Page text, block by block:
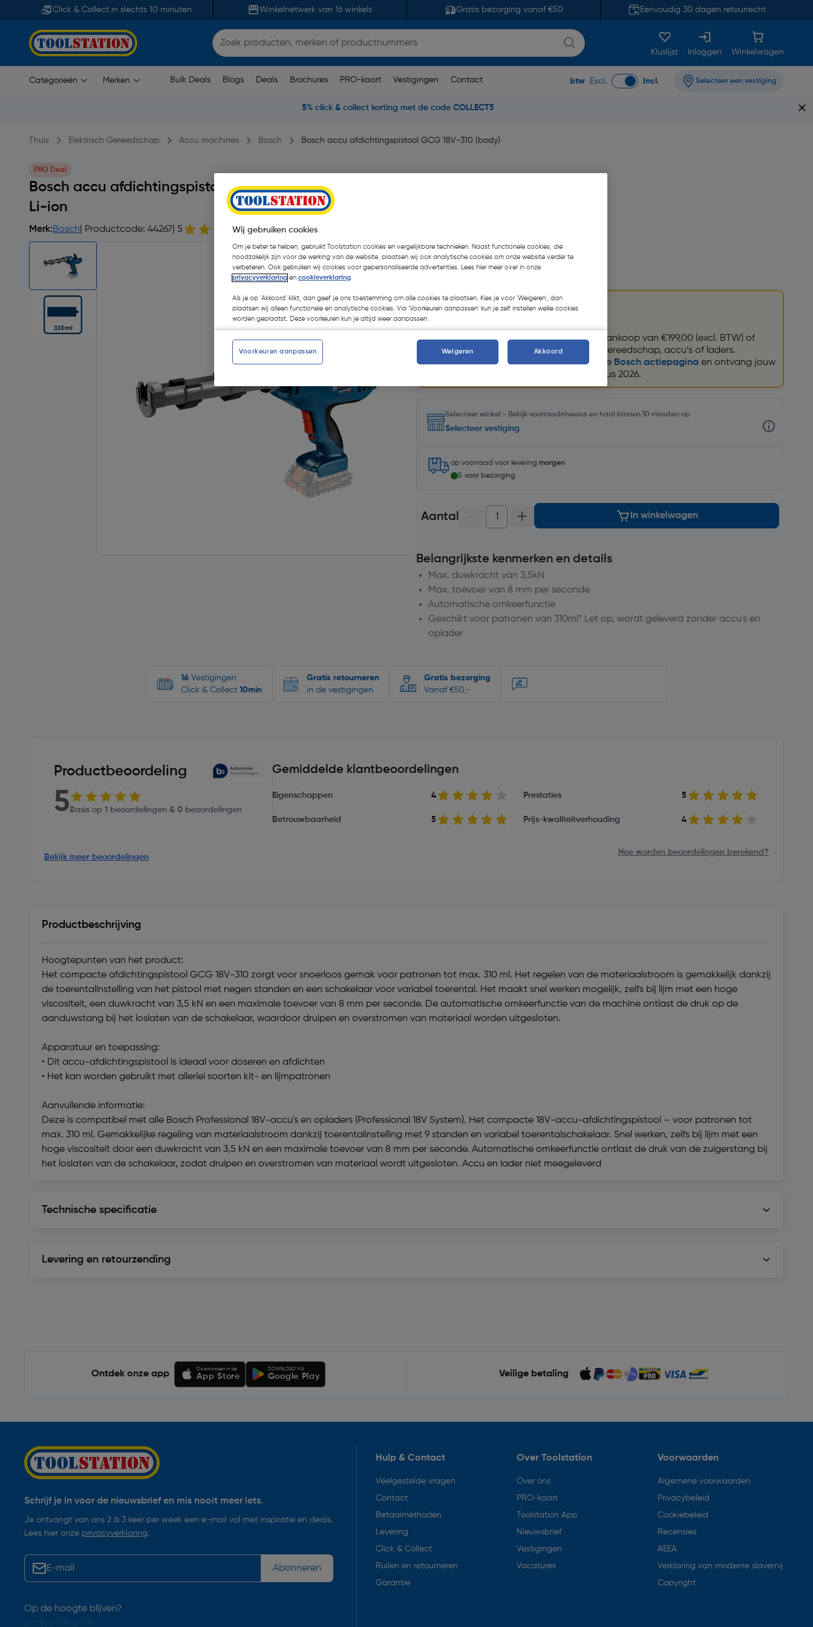
Click & Collect in slechts 10 minuten Winkelnetwerk van 16 winkels Gratis bezorging vanaf €50 Eenvoudig 30 dagen retourrecht
Kluslijst Inloggen Winkelwagen
Categorieën Merken Bulk Deals Blogs Deals Brochures PRO-kaart Vestigingen Contact btw Excl. Incl. Selecteer een vestiging
5% click & collect korting met de code COLLECT5
Thuis Elektrisch Gereedschap Accu machines Bosch Bosch accu afdichtingspistool GCG 18V-310 (body)
PRO Deal
Bosch accu afdichtingspistool GCG 18V-310 (body) 18V
Li-ion
Merk:Bosch | Productcode: 44267 | 5 1 beoordelingen
€ 304,98| Excl. btw € 252,05
Promoties
Krijg een GRATIS product naar keuze bij aankoop van €199,00 (excl. BTW) of
meer aan geselecteerde Bosch V18 (tuin)gereedschap, accu’s of laders.
Registreer jouw aankoop eenvoudig via de Bosch actiepagina en ontvang jouw
product naar keuze. Geldig t/m 31 augustus 2026.
Selecteer winkel - Bekijk voorraadniveaus en haal binnen 10 minuten op
Selecteer vestiging
op voorraad voor levering morgen
5 voor bezorging
Aantal In winkelwagen
Belangrijkste kenmerken en details
Max. duwkracht van 3,5kN
Max. toevoer van 8 mm per seconde
Automatische omkeerfunctie
Geschikt voor patronen van 310ml* Let op, wordt geleverd zonder accu's en
oplader
16 Vestigingen
Click & Collect 10min
Gratis retourneren
in de vestigingen
Gratis bezorging
Vanaf €50,-
Productbeoordeling
5 Basis op 1 beoordelingen & 0 beoordelingen
Gemiddelde klantbeoordelingen
Eigenschappen 4 Prestaties 5
Betrouwbaarheid 5 Prijs-kwaliteitverhouding 4
Bekijk meer beoordelingen
Hoe worden beoordelingen berekend?
Productbeschrijving
Hoogtepunten van het product:
Het compacte afdichtingspistool GCG 18V-310 zorgt voor snoerloos gemak voor patronen tot max. 310 ml. Het regelen van de materiaalstroom is gemakkelijk dankzij
de toerentalinstelling van het pistool met negen standen en een schakelaar voor variabel toerental. Het maakt snel werken mogelijk, zelfs bij lijm met een hoge
viscositeit, een duwkracht van 3,5 kN en een maximale toevoer van 8 mm per seconde. De automatische omkeerfunctie van de machine ontlast de druk op de
aanduwstang bij het loslaten van de schakelaar, waardoor druipen en overstromen van materiaal worden uitgesloten.
Apparatuur en toepassing:
• Dit accu-afdichtingspistool is ideaal voor doseren en afdichten
• Het kan worden gebruikt met allerlei soorten kit- en lijmpatronen
Aanvullende informatie:
Deze is compatibel met alle Bosch Professional 18V-accu's en opladers (Professional 18V System). Het compacte 18V-accu-afdichtingspistool – voor patronen tot
max. 310 ml. Gemakkelijke regeling van materiaalstroom dankzij toerentalinstelling met 9 standen en variabel toerentalschakelaar. Snel werken, zelfs bij lijm met een
hoge viscositeit door een duwkracht van 3,5 kN en een maximale toevoer van 8 mm per seconde. Automatische omkeerfunctie ontlast de druk van de zuigerstang bij
het loslaten van de schakelaar, zodat druipen en overstromen van materiaal wordt uitgesloten. Accu en lader niet meegeleverd
Technische specificatie
Levering en retourzending
Ontdek onze app
Downloaden in de
App Store
DOWNLOAD VIA
Google Play Veilige betaling
Schrijf je in voor de nieuwsbrief en mis nooit meer iets.
Je ontvangt van ons 2 à 3 keer per week een e-mail vol met inspiratie en deals.
Lees hier onze privacyverklaring.
Abonneren
Op de hoogte blijven?
Hulp & Contact
Veelgestelde vragen
Contact
Betaalmethoden
Levering
Click & Collect
Ruilen en retourneren
Garantie
Over Toolstation
Over ons
PRO-kaart
Toolstation App
Nieuwsbrief
Vestigingen
Vacatures
Voorwaarden
Algemene voorwaarden
Privacybeleid
Cookiebeleid
Recensies
AEEA
Verklaring van moderne slavernij
Copyright
Wij gebruiken cookies
Om je beter te helpen, gebruikt Toolstation cookies en vergelijkbare technieken. Naast functionele cookies, die
noodzakelijk zijn voor de werking van de website, plaatsen wij ook analytische cookies om onze website verder te
verbeteren. Ook gebruiken wij cookies voor gepersonaliseerde advertenties. Lees hier meer over in onze
privacyverklaring en cookieverklaring.
Als je op 'Akkoord' klikt, dan geef je ons toestemming om alle cookies te plaatsen. Kies je voor 'Weigeren', dan
plaatsen wij alleen functionele en analytische cookies. Via 'Voorkeuren aanpassen' kun je zelf instellen welke cookies
worden geplaatst. Deze voorkeuren kun je altijd weer aanpassen.
Voorkeuren aanpassen Weigeren Akkoord